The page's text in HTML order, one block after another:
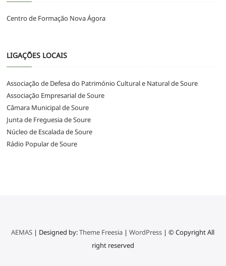
Centro de Formação Nova Ágora
LIGAÇÕES LOCAIS
Associação de Defesa do Património Cultural e Natural de Soure
Associação Empresarial de Soure
Câmara Municipal de Soure
Junta de Freguesia de Soure
Núcleo de Escalada de Soure
Rádio Popular de Soure
AEMAS | Designed by:Theme Freesia |WordPress | © Copyright All
right reserved